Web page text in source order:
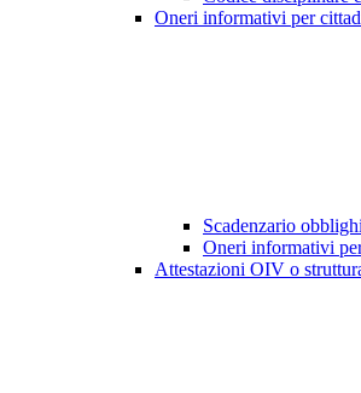
Oneri informativi per
Scadenzario
Oneri informativi
Attestazioni OIV o